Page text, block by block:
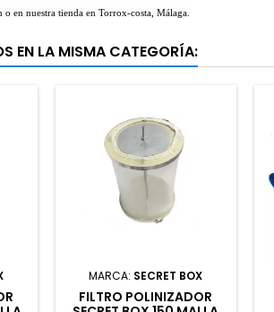
en nuestra tienda en Torrox-costa, Málaga.
EN LA MISMA CATEGORÍA:
MARCA: SECRET BOX
FILTRO POLINIZADOR